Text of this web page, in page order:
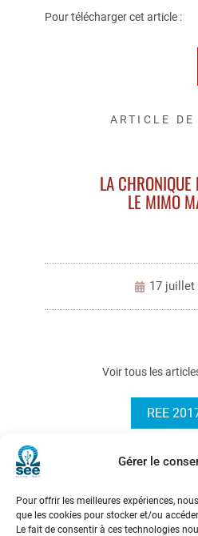
Gérer le
Pour offrir les meilleures expériences,
que les cookies pour stocker et/ou
Le fait de consentir à ces technologies
Pour télécharger cet article :
ARTICLE DE
LA
LE MIMO
17 juillet
Voir tous les
REE